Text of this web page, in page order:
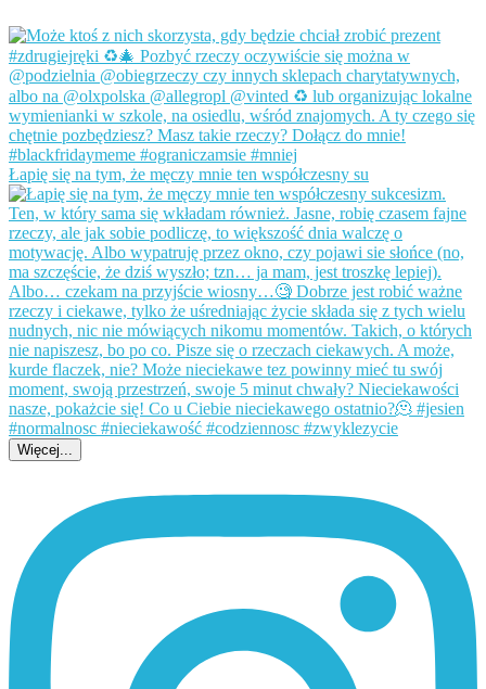
Łapię się na tym, że męczy mnie ten współczesny su
Więcej...